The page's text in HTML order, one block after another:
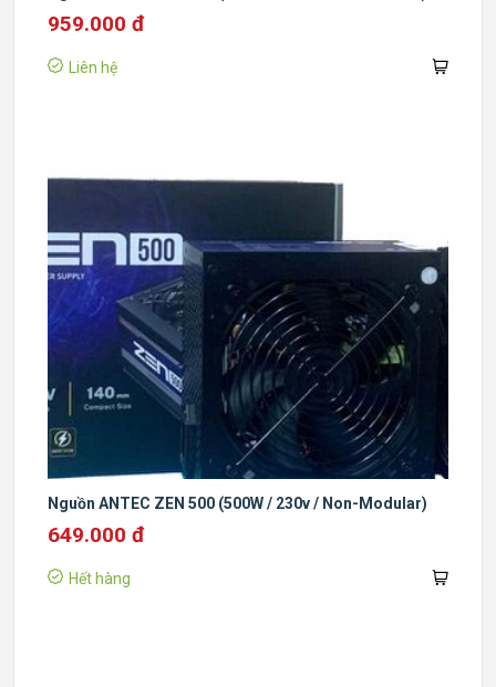
959.000 đ
Liên hệ
Nguồn ANTEC ZEN 500 (500W / 230v / Non-Modular)
649.000 đ
Hết hàng